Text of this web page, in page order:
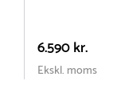
6.590 kr.
Ekskl. moms